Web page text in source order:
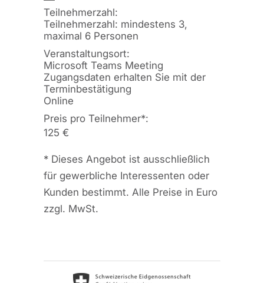
Teilnehmerzahl:
Teilnehmerzahl: mindestens 3,
maximal 6 Personen
Veranstaltungsort:
Microsoft Teams Meeting
Zugangsdaten erhalten Sie mit der
Terminbestätigung
Online
Preis pro Teilnehmer*:
125 €
* Dieses Angebot ist ausschließlich
für gewerbliche Interessenten oder
Kunden bestimmt. Alle Preise in Euro
zzgl. MwSt.